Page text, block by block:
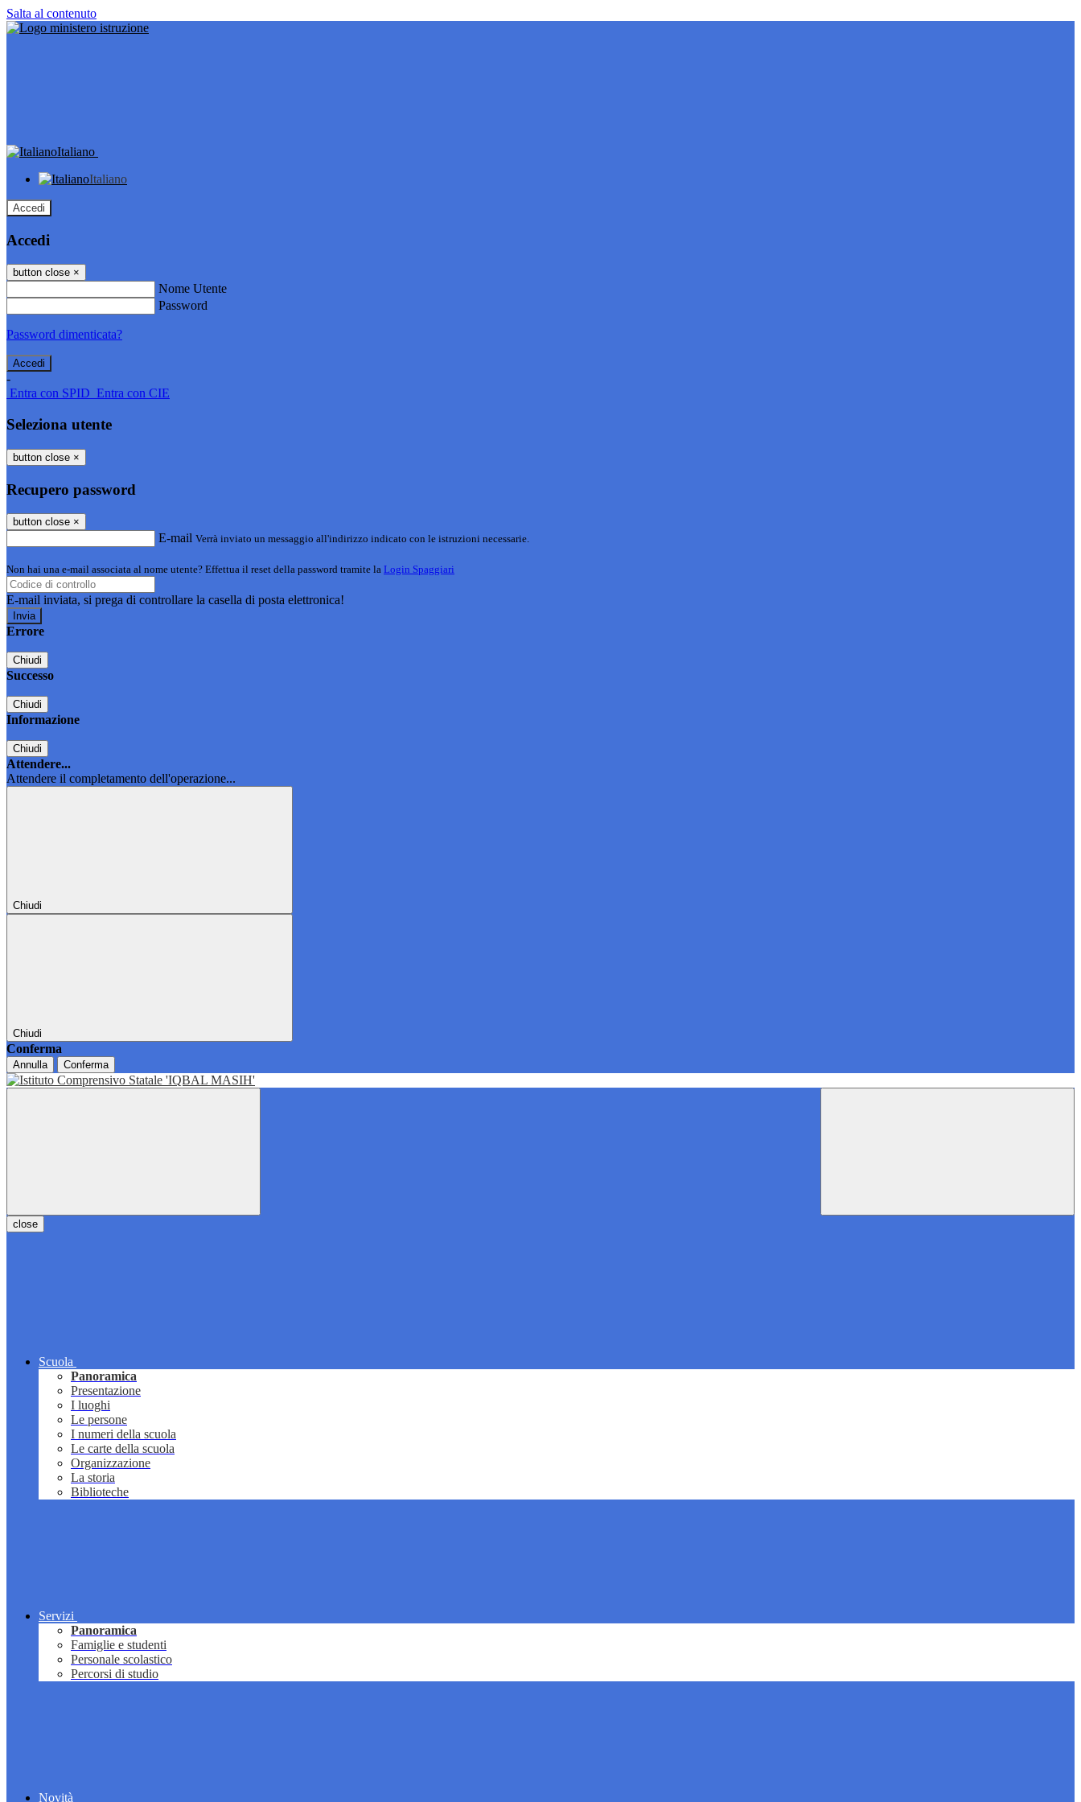
Salta al contenuto
Italiano
Italiano
Accedi
Accedi
button close ×
Nome Utente
Password
Password dimenticata?
-
Entra con SPID Entra con CIE
Seleziona utente
button close ×
Recupero password
button close ×
E-mail Verrà inviato un messaggio all'indirizzo indicato con le istruzioni necessarie.
Non hai una e-mail associata al nome utente? Effettua il reset della password tramite la Login Spaggiari
E-mail inviata, si prega di controllare la casella di posta elettronica!
Errore
Chiudi
Successo
Chiudi
Informazione
Chiudi
Attendere...
Attendere il completamento dell'operazione...
Chiudi
Chiudi
Conferma
Annulla Conferma
close
Scuola
Panoramica
Presentazione
I luoghi
Le persone
I numeri della scuola
Le carte della scuola
Organizzazione
La storia
Biblioteche
Servizi
Panoramica
Famiglie e studenti
Personale scolastico
Percorsi di studio
Novità